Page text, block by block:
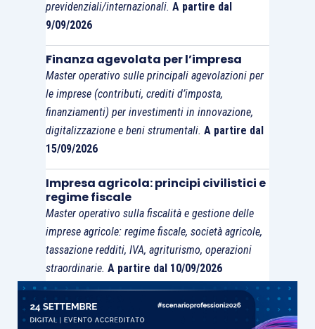
previdenziali/internazionali. A partire dal
9/09/2026
Finanza agevolata per l’impresa
Master operativo sulle principali agevolazioni per
le imprese (contributi, crediti d’imposta,
finanziamenti) per investimenti in innovazione,
digitalizzazione e beni strumentali. A partire dal
15/09/2026
Impresa agricola: principi civilistici e
regime fiscale
Master operativo sulla fiscalità e gestione delle
imprese agricole: regime fiscale, società agricole,
tassazione redditi, IVA, agriturismo, operazioni
straordinarie. A partire dal 10/09/2026